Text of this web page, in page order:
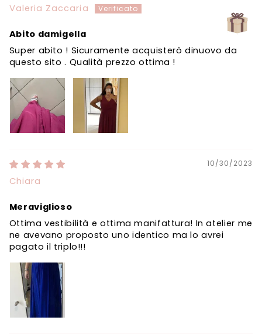
Valeria Zaccaria
Abito damigella
Super abito ! Sicuramente acquisterò dinuovo da
questo sito . Qualità prezzo ottima !
10/30/2023
Chiara
Meraviglioso
Ottima vestibilità e ottima manifattura! In atelier me
ne avevano proposto uno identico ma lo avrei
pagato il triplo!!!